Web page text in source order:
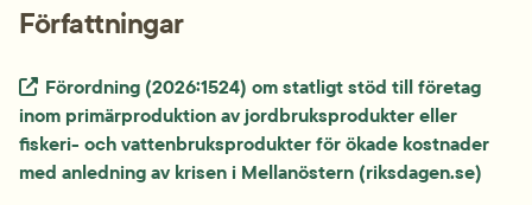
Författningar
Extern länk.
Förordning (2026:1524) om statligt stöd till företag
inom primärproduktion av jordbruksprodukter eller
fiskeri- och vattenbruksprodukter för ökade kostnader
med anledning av krisen i Mellanöstern (riksdagen.se)